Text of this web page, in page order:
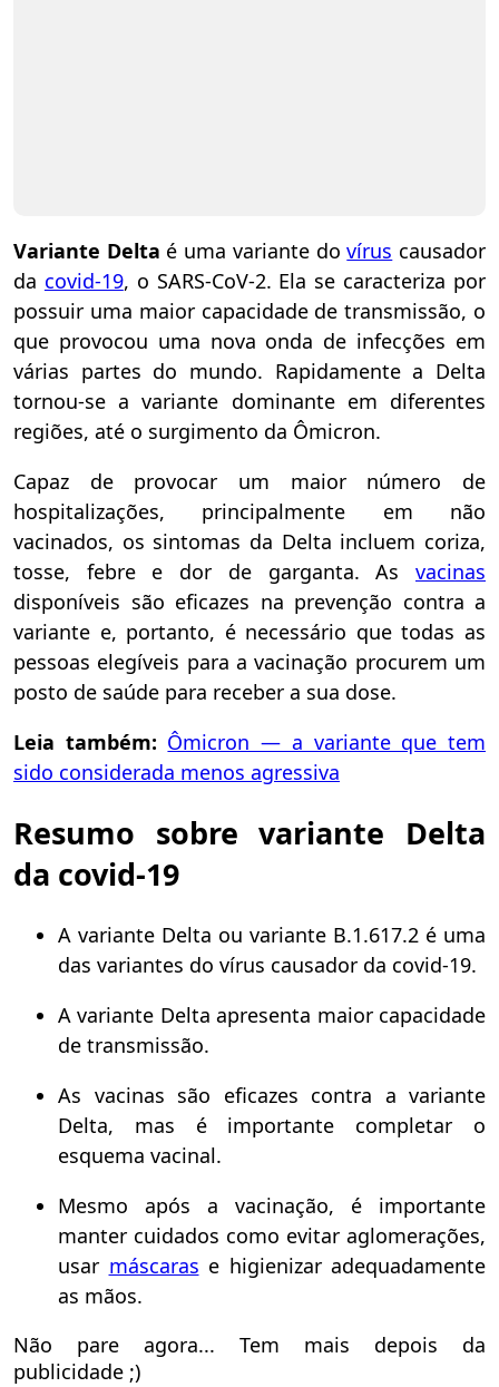
Variante Delta é uma variante dovírus causador
da covid-19, o SARS-CoV-2. Ela se caracteriza por
possuir uma maior capacidade de transmissão, o
que provocou uma nova onda de infecções em
várias partes do mundo. Rapidamente a Delta
tornou-se a variante dominante em diferentes
regiões, até o surgimento da Ômicron.
Capaz de provocar um maior número de
hospitalizações, principalmente em não
vacinados, os sintomas da Delta incluem coriza,
tosse, febre e dor de garganta. As vacinas
disponíveis são eficazes na prevenção contra a
variante e, portanto, é necessário que todas as
pessoas elegíveis para a vacinação procurem um
posto de saúde para receber a sua dose.
Leia também: Ômicron — a variante que tem
sido considerada menos agressiva
Resumo sobre variante Delta
da covid-19
A variante Delta ou variante B.1.617.2 é uma
das variantes do vírus causador da covid-19.
A variante Delta apresenta maior capacidade
de transmissão.
As vacinas são eficazes contra a variante
Delta, mas é importante completar o
esquema vacinal.
Mesmo após a vacinação, é importante
manter cuidados como evitar aglomerações,
usar máscaras e higienizar adequadamente
as mãos.
Não pare agora... Tem mais depois da
publicidade ;)